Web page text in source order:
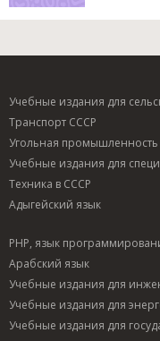
Учебные издания для
Транспорт СССР
Угольная
Учебные издания для
Техника в СССР
Адыгейский язык
PHP, язык
Арабский язык
Учебные издания для
Учебные издания для
Учебные издания для